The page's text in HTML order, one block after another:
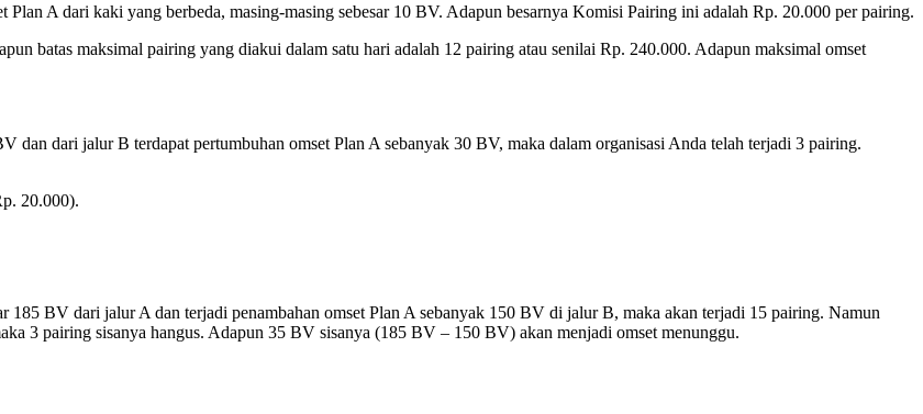
A dari kaki yang berbeda, masing-masing sebesar 10 BV. Adapun besarnya Komisi Pairing ini adalah Rp. 20.000 per pairing.
batas maksimal pairing yang diakui dalam satu hari adalah 12 pairing atau senilai Rp. 240.000. Adapun maksimal omset
dan dari jalur B terdapat pertumbuhan omset Plan A sebanyak 30 BV, maka dalam organisasi Anda telah terjadi 3 pairing.
20.000).
185 BV dari jalur A dan terjadi penambahan omset Plan A sebanyak 150 BV di jalur B, maka akan terjadi 15 pairing. Namun
3 pairing sisanya hangus. Adapun 35 BV sisanya (185 BV – 150 BV) akan menjadi omset menunggu.